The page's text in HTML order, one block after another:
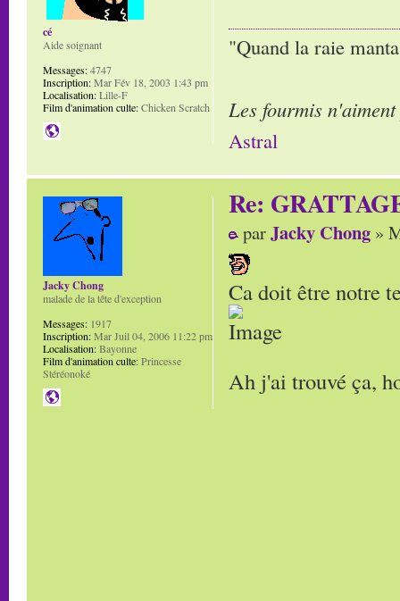
"Quand la raie
Les fourmis
Astral
cé
Aide soignant
Messages:4747
Inscription:Mar Fév 18, 2003 1:43 pm
Localisation:Lille-F
Film d'animation culte:Chicken Scratch
Re:
parJacky Chong »
Ca doit être notre
Ah j'ai trouvé ça,
Jacky Chong
malade de la tête d'exception
Messages: 1917
Inscription:Mar Juil 04, 2006 11:22 pm
Localisation:Bayonne
Film d'animation culte:Princesse
Stéréonoké